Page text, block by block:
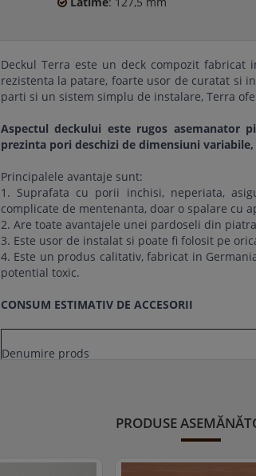
Deckul Terra este un deck compozit
rezistenta la patare, foarte usor de curatat si
parti si un sistem simplu de instalare, Terra
Aspectul deckului este rugos asemanator
prezinta pori deschizi de dimensiuni
Principalele avantaje sunt:
1. Suprafata cu porii inchisi, neperiata,
complicate de mentenanta, doar o spalare cu
2. Are toate avantajele unei pardoseli din
3. Este usor de instalat si poate fi folosit pe
4. Este un produs calitativ, fabricat in
potential toxic.
CONSUM ESTIMATIV DE ACCESORII
Denumire prods
Clips de capat pentru deck WPC, UPM
Surub cu cap inecat, tip A2, 4,5 x 45 mm, Heco
PRODUSE